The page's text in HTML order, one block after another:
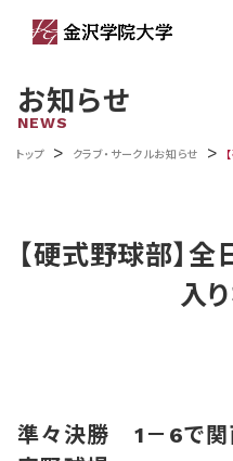
お知らせ
NEWS
トップ > クラブ・サークルお知らせ >
【硬式野球部】
入
準々決勝 1－6で